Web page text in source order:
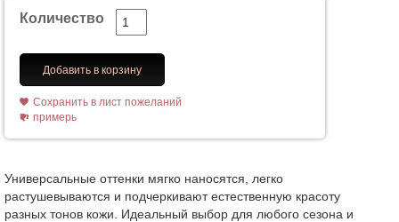
Количество
Добавить в корзину
Сохранить в лист пожеланий
примерь
Универсальные оттенки мягко наносятся, легко
растушевываются и подчеркивают естественную красоту
разных тонов кожи. Идеальный выбор для любого сезона и